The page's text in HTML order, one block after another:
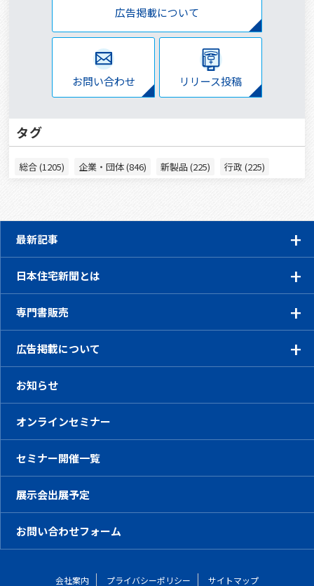
広告掲載について
お問い合わせ リリース投稿
タグ
総合 (1205) 企業・団体 (846) 新製品 (225) 行政 (225)
最新記事
日本住宅新聞とは
専門書販売
広告掲載について
お知らせ
オンラインセミナー
セミナー開催一覧
展示会出展予定
お問い合わせフォーム
会社案内 プライバシーポリシー サイトマップ